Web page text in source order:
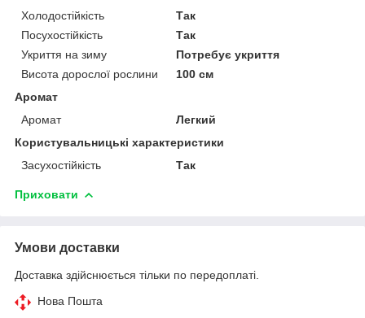
Холодостійкість
Так
Посухостійкість
Так
Укриття на зиму
Потребує укриття
Висота дорослої рослини
100 см
Аромат
Аромат
Легкий
Користувальницькі характеристики
Засухостійкість
Так
Приховати
Умови доставки
Доставка здійснюється тільки по передоплаті.
Нова Пошта